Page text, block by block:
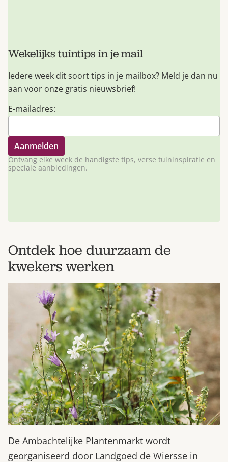
Wekelijks tuintips in je mail
Iedere week dit soort tips in je mailbox? Meld je dan nu
aan voor onze gratis nieuwsbrief!
E-mailadres:
Ontvang elke week de handigste tips, verse tuininspiratie en
speciale aanbiedingen.
Ontdek hoe duurzaam de
kwekers werken
De Ambachtelijke Plantenmarkt wordt
georganiseerd door Landgoed de Wiersse in